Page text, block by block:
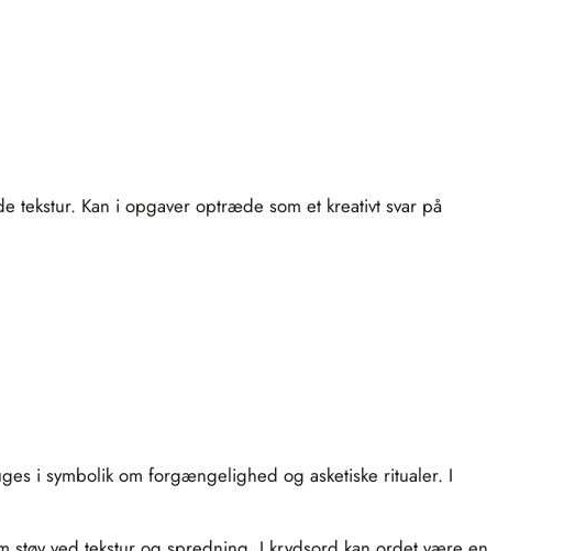
tekstur. Kan i opgaver optræde som et kreativt svar på
i symbolik om forgængelighed og asketiske ritualer. I